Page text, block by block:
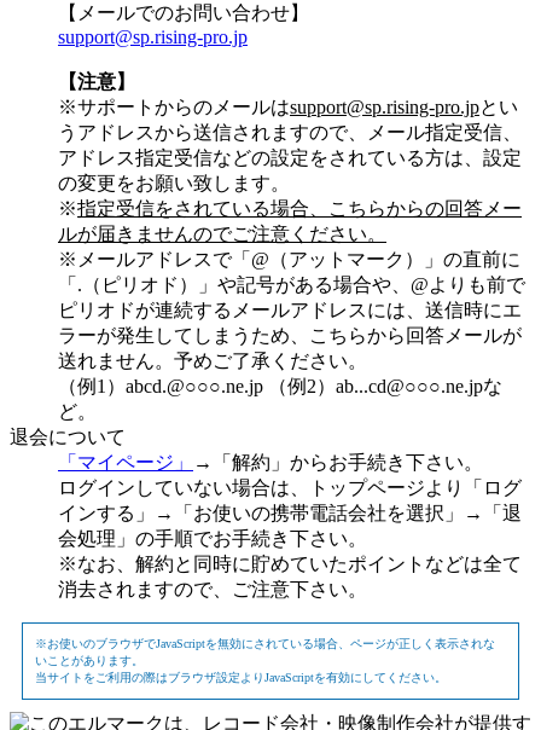
【メールでのお問い合わせ】
support@sp.rising-pro.jp
【注意】
※サポートからのメールはsupport@sp.rising-pro.jpとい
うアドレスから送信されますので、メール指定受信、
アドレス指定受信などの設定をされている方は、設定
の変更をお願い致します。
※指定受信をされている場合、こちらからの回答メー
ルが届きませんのでご注意ください。
※メールアドレスで「@（アットマーク）」の直前に
「.（ピリオド）」や記号がある場合や、@よりも前で
ピリオドが連続するメールアドレスには、送信時にエ
ラーが発生してしまうため、こちらから回答メールが
送れません。予めご了承ください。
（例1）abcd.@○○○.ne.jp （例2）ab...cd@○○○.ne.jpな
ど。
退会について
「マイページ」
→「解約」からお手続き下さい。
ログインしていない場合は、トップページより「ログ
インする」→「お使いの携帯電話会社を選択」→「退
会処理」の手順でお手続き下さい。
※なお、解約と同時に貯めていたポイントなどは全て
消去されますので、ご注意下さい。
※お使いのブラウザでJavaScriptを無効にされている場合、ページが正しく表示されな
いことがあります。
当サイトをご利用の際はブラウザ設定よりJavaScriptを有効にしてください。